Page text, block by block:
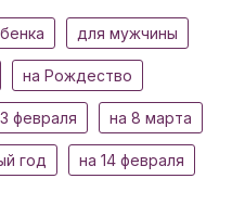
для мужчины
на Рождество
февраля на 8 марта
год на 14 февраля